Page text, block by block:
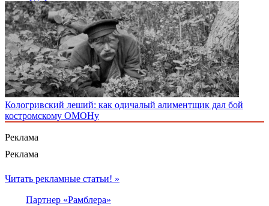
Кологривский леший: как одичалый алиментщик дал бой
костромскому ОМОНу
Реклама
Реклама
Читать рекламные статьи! »
Партнер «Рамблера»